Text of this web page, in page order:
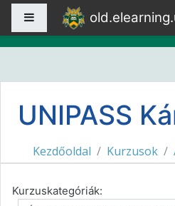
Tovább a fő tartalomhoz
Oldalpanel
UNIPASS
Kezdőoldal Kurzusok
Kurzuskategóriák: